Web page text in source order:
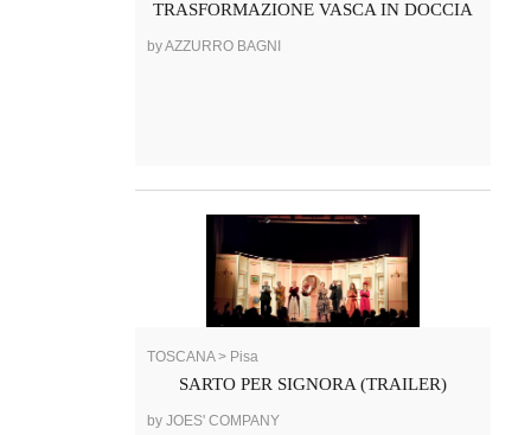
TRASFORMAZIONE VASCA IN DOCCIA
by AZZURRO BAGNI
TOSCANA > Pisa
SARTO PER SIGNORA (TRAILER)
by JOES' COMPANY